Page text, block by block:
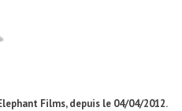
Films, depuis le 04/04/2012.